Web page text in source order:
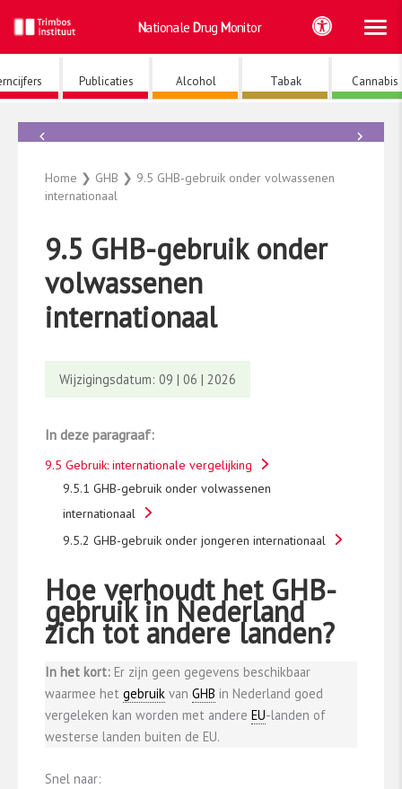
naar
de
inhoud
Nationale Drug Monitor
Publicaties Alcohol Tabak Cannabis
Home ❯ GHB ❯ 9.5 GHB-gebruik onder volwassenen
internationaal
9.5 GHB-gebruik onder
volwassenen
internationaal
Wijzigingsdatum: 09 | 06 | 2026
In deze paragraaf:
9.5 Gebruik: internationale vergelijking
9.5.1 GHB-gebruik onder volwassenen
internationaal
9.5.2 GHB-gebruik onder jongeren internationaal
Hoe verhoudt het GHB-
gebruik in Nederland
zich tot andere landen?
In het kort: Er zijn geen gegevens beschikbaar
waarmee het gebruik van GHB in Nederland goed
vergeleken kan worden met andere EU-landen of
westerse landen buiten de EU.
Snel naar:
→
←